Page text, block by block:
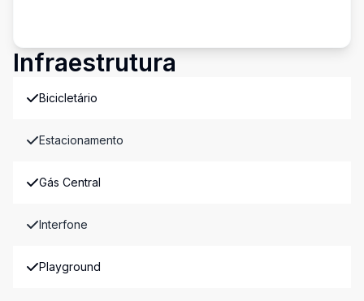
Infraestrutura
Bicicletário
Estacionamento
Gás Central
Interfone
Playground